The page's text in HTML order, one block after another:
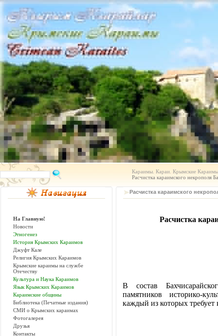
Караимы. Караи. Крымские
Расчистка караимского некрополя
На Главную!
Новости
Этногенез
История Крымских Караимов
Джуфт Кале
Религия Крымских Караимов
Крымские караимы на службе
Отечеству
Культура и Наука Караимов
Язык Крымских Караимов
Караимские общины
Библиотека (Печатные издания)
СМИ о Крымских караимах
Фотогалерея
Друзья
Контакты
Расчистка караимского
Расчистка
В состав
памятников историко-
каждый из которых